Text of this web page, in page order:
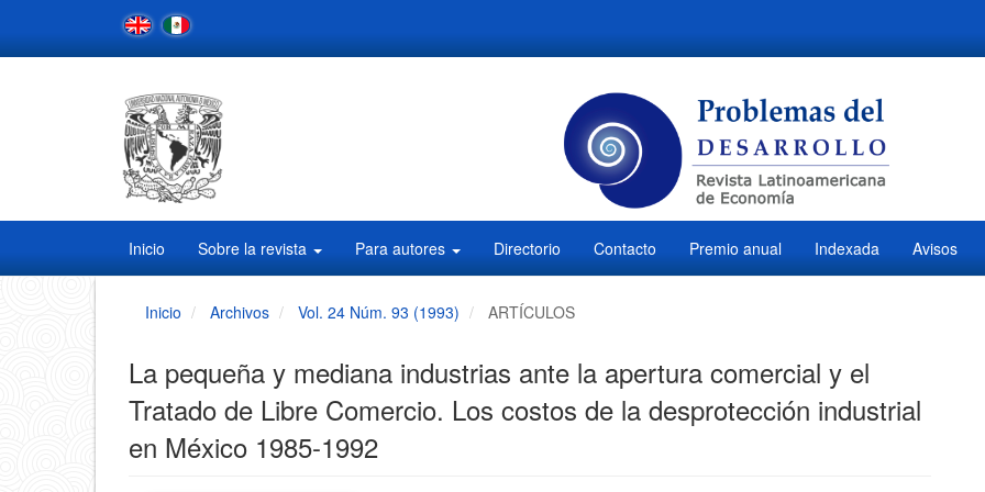
Contenido
Inicio Sobre la revista Para autores Directorio Contacto Premio anual Indexada Avisos
Inicio Archivos Vol. 24 Núm. 93 (1993) ARTÍCULOS
La pequeña y mediana industrias ante la apertura comercial y el
Tratado de Libre Comercio. Los costos de la desprotección industrial
en México 1985-1992